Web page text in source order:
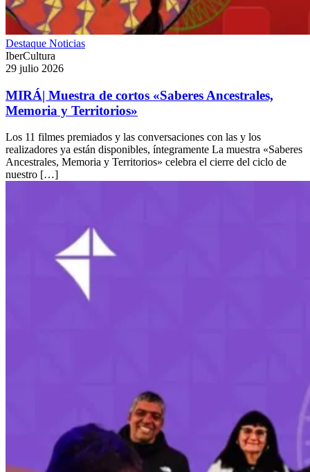
Destaque Noticias
IberCultura
29 julio 2026
MIRÁ| Muestra de cortos «Saberes Ancestrales,
Memoria y Territorios»
Los 11 filmes premiados y las conversaciones con las y los
realizadores ya están disponibles, íntegramente La muestra «Saberes
Ancestrales, Memoria y Territorios» celebra el cierre del ciclo de
nuestro […]